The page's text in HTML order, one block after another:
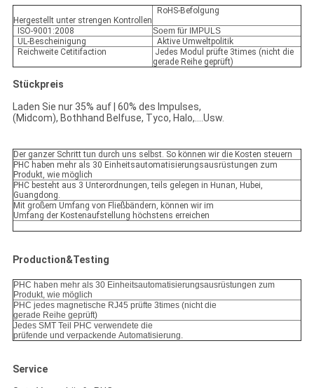
Hergestellt unter strengen Kontrollen
RoHS-Befolgung
ISO-9001:2008
Soem für IMPULS
UL-Bescheinigung
Aktive Umweltpolitik
Reichweite Cetitifaction
Jedes Modul prüfte 3times (nicht die
gerade Reihe geprüft)
Stückpreis
Laden Sie nur 35% auf | 60% des Impulses,
(Midcom), Bothhand Belfuse, Tyco, Halo,….Usw.
Der ganzer Schritt tun durch uns selbst. So können wir die Kosten steuern
PHC haben mehr als 30 Einheitsautomatisierungsausrüstungen zum
Produkt, wie möglich
PHC besteht aus 3 Unterordnungen, teils gelegen in Hunan, Hubei,
Guangdong.
Mit großem Umfang von Fließbändern, können wir im
Umfang der Kostenaufstellung höchstens erreichen
Production&Testing
PHC haben mehr als 30 Einheitsautomatisierungsausrüstungen zum
Produkt, wie möglich
PHC jedes magnetische RJ45 prüfte 3times (nicht die
gerade Reihe geprüft)
Jedes SMT Teil PHC verwendete die
prüfende und verpackende Automatisierung.
Service